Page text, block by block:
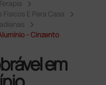
E Para Casa
- Cinzento
em